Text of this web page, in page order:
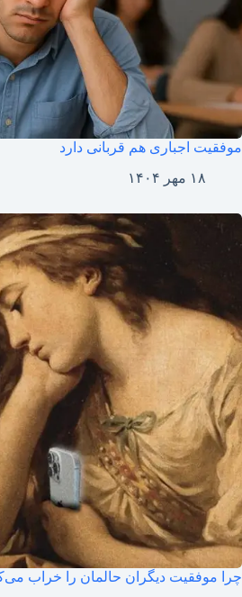
موفقیت اجباری هم قربانی دارد
۱۸ مهر ۱۴۰۴
چرا موفقیت دیگران حالمان را خراب